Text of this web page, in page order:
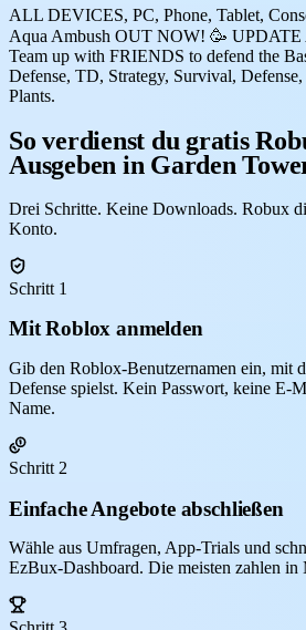
ALL DEVICES, PC, Phone, Tablet,
Aqua Ambush OUT NOW! 🥳
Team up with FRIENDS to defend the
Defense, TD, Strategy, Survival,
Plants.
So verdienst du gratis
Ausgeben in Garden
Drei Schritte. Keine Downloads. Robux
Konto.
Schritt 1
Mit Roblox anmelden
Gib den Roblox-Benutzernamen ein, mit
Defense spielst. Kein Passwort, keine E-
Name.
Schritt 2
Einfache Angebote abschließen
Wähle aus Umfragen, App-Trials und
EzBux-Dashboard. Die meisten zahlen in